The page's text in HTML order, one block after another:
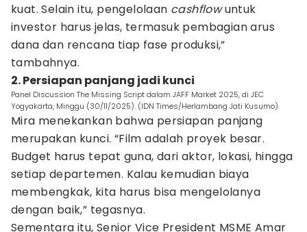
kuat. Selain itu, pengelolaan cashflowuntuk
investor harus jelas, termasuk pembagian arus
dana dan rencana tiap fase produksi,”
tambahnya.
2. Persiapan panjang jadi kunci
Panel Discussion The Missing Script dalam JAFF Market 2025, di JEC
Yogyakarta, Minggu (30/11/2025). (IDN Times/Herlambang Jati Kusumo)
Mira menekankan bahwa persiapan panjang
merupakan kunci. “Film adalah proyek besar.
Budget harus tepat guna, dari aktor, lokasi, hingga
setiap departemen. Kalau kemudian biaya
membengkak, kita harus bisa mengelolanya
dengan baik,” tegasnya.
Sementara itu, Senior Vice President MSME Amar